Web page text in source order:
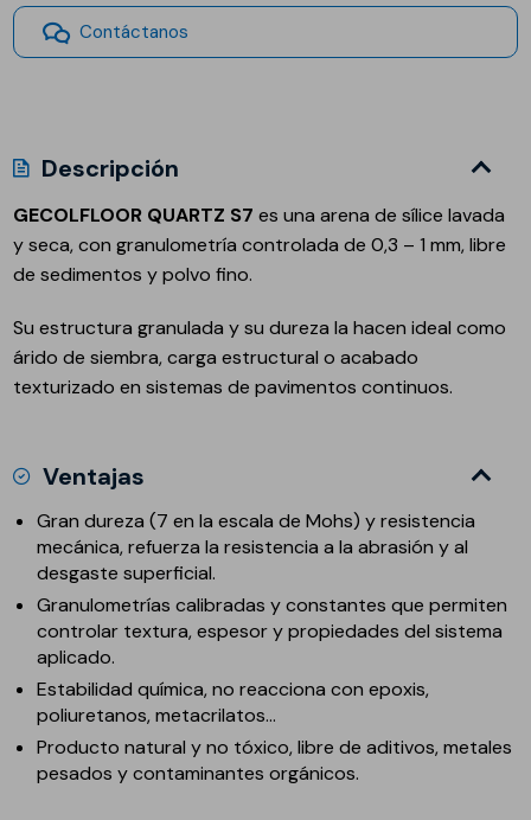
Contáctanos
Descripción
GECOLFLOOR QUARTZ S7 es una arena de sílice lavada
y seca, con granulometría controlada de 0,3 – 1 mm, libre
de sedimentos y polvo fino.
Su estructura granulada y su dureza la hacen ideal como
árido de siembra, carga estructural o acabado
texturizado en sistemas de pavimentos continuos.
Ventajas
Gran dureza (7 en la escala de Mohs) y resistencia
mecánica, refuerza la resistencia a la abrasión y al
desgaste superficial.
Granulometrías calibradas y constantes que permiten
controlar textura, espesor y propiedades del sistema
aplicado.
Estabilidad química, no reacciona con epoxis,
poliuretanos, metacrilatos…
Producto natural y no tóxico, libre de aditivos, metales
pesados y contaminantes orgánicos.